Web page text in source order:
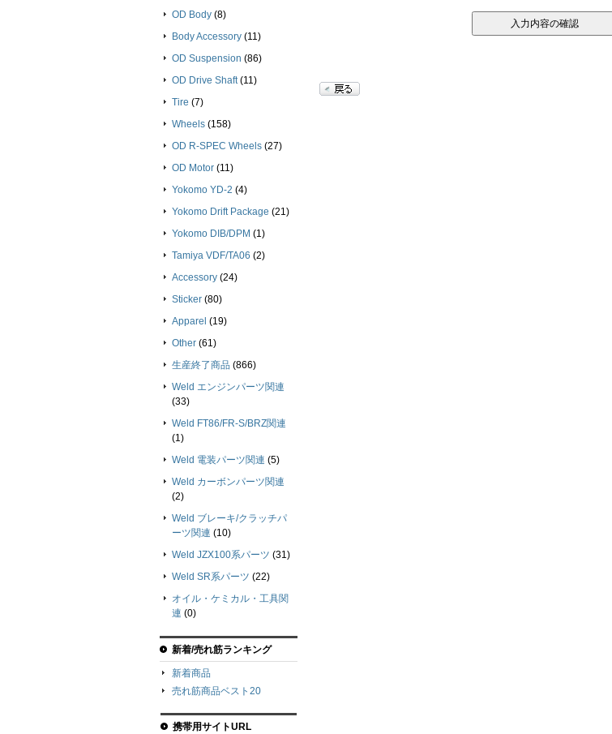
OD Body (8)
Body Accessory (11)
OD Suspension (86)
OD Drive Shaft (11)
Tire (7)
Wheels (158)
OD R-SPEC Wheels (27)
OD Motor (11)
Yokomo YD-2 (4)
Yokomo Drift Package (21)
Yokomo DIB/DPM (1)
Tamiya VDF/TA06 (2)
Accessory (24)
Sticker (80)
Apparel (19)
Other (61)
生産終了商品 (866)
Weld エンジンパーツ関連
(33)
Weld FT86/FR-S/BRZ関連
(1)
Weld 電装パーツ関連 (5)
Weld カーボンパーツ関連
(2)
Weld ブレーキ/クラッチパ
ーツ関連 (10)
Weld JZX100系パーツ (31)
Weld SR系パーツ (22)
オイル・ケミカル・工具関
連 (0)
新着/売れ筋ランキング
新着商品
売れ筋商品ベスト20
携帯用サイトURL